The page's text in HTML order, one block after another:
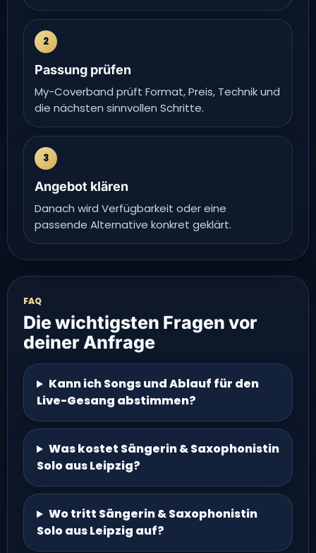
2
Passung prüfen
My-Coverband prüft Format, Preis, Technik und
die nächsten sinnvollen Schritte.
3
Angebot klären
Danach wird Verfügbarkeit oder eine
passende Alternative konkret geklärt.
FAQ
Die wichtigsten Fragen vor
deiner Anfrage
Kann ich Songs und Ablauf für den
Live-Gesang abstimmen?
Was kostet Sängerin & Saxophonistin
Solo aus Leipzig?
Wo tritt Sängerin & Saxophonistin
Solo aus Leipzig auf?